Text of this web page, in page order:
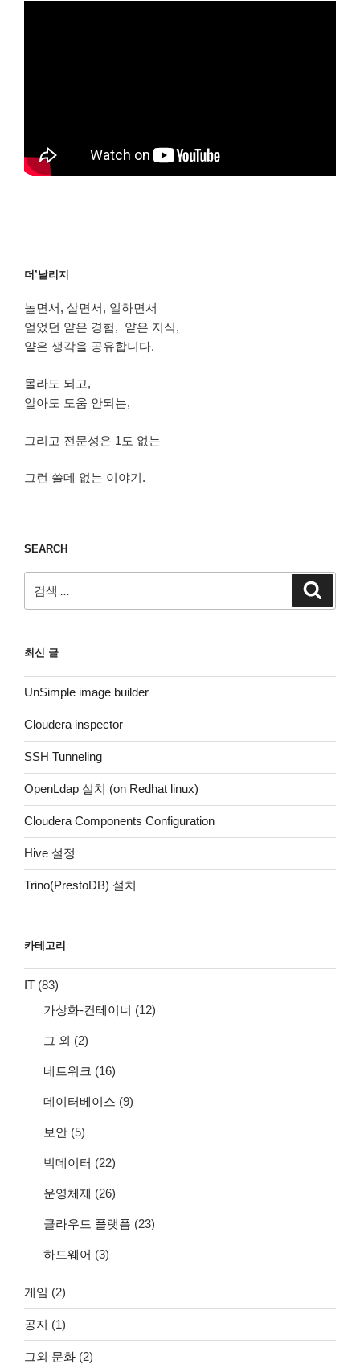
더’날리지
놀면서, 살면서, 일하면서
얻었던 얕은 경험, 얕은 지식,
얕은 생각을 공유합니다.
몰라도 되고,
알아도 도움 안되는,
그리고 전문성은 1도 없는
그런 쓸데 없는 이야기.
SEARCH
색:
최신 글
UnSimple image builder
Cloudera inspector
SSH Tunneling
OpenLdap 설치 (on Redhat linux)
Cloudera Components Configuration
Hive 설정
Trino(PrestoDB) 설치
카테고리
IT (83)
가상화-컨테이너 (12)
그 외 (2)
네트워크 (16)
데이터베이스 (9)
보안 (5)
빅데이터 (22)
운영체제 (26)
클라우드 플랫폼 (23)
하드웨어 (3)
게임 (2)
공지 (1)
그외 문화 (2)